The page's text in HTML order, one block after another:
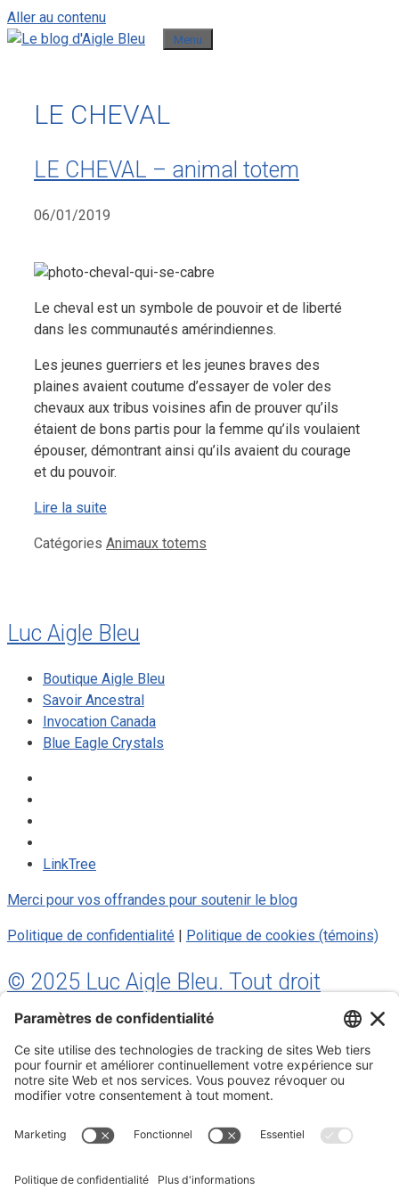
Aller au contenu
Menu
LE CHEVAL
LE CHEVAL – animal totem
06/01/2019
Le cheval est un symbole de pouvoir et de liberté
dans les communautés amérindiennes.
Les jeunes guerriers et les jeunes braves des
plaines avaient coutume d’essayer de voler des
chevaux aux tribus voisines afin de prouver qu’ils
étaient de bons partis pour la femme qu’ils voulaient
épouser, démontrant ainsi qu’ils avaient du courage
et du pouvoir.
Lire la suite
Catégories Animaux totems
Luc Aigle Bleu
Boutique Aigle Bleu
Savoir Ancestral
Invocation Canada
Blue Eagle Crystals
LinkTree
Merci pour vos offrandes pour soutenir le blog
Politique de confidentialité | Politique de cookies (témoins)
© 2025 Luc Aigle Bleu. Tout droit
réservé.
S'inscrire à mon Infolettre